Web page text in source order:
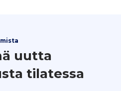
uutta
tilatessa